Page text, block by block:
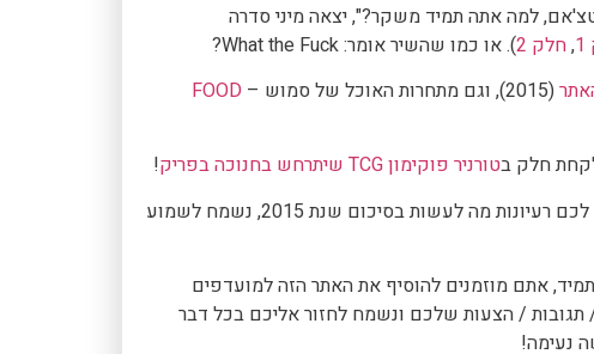
למה אתה תמיד משקר?", יצאה מיני סדרה
,חלק 2 ). או כמו שהשיר אומר: What the Fuck?
(2015), וגם מתחרות האוכל של סמוש –
FOOD
חלק בטורניר פוקימון TCG שיתרחש בחנוכה בפריק
!
נ.ב – אם בא לכם לעזור בתקופת חנוכה באתר, או אם יש לכם רעיונות מה לעשות בסיכום שנת 2015, נשמח לשמוע
אתם מוזמנים להוסיף את האתר הזה למועדפים
/ הצעות שלכם ונשמח לחזור אליכם בכל דבר
נעימה!